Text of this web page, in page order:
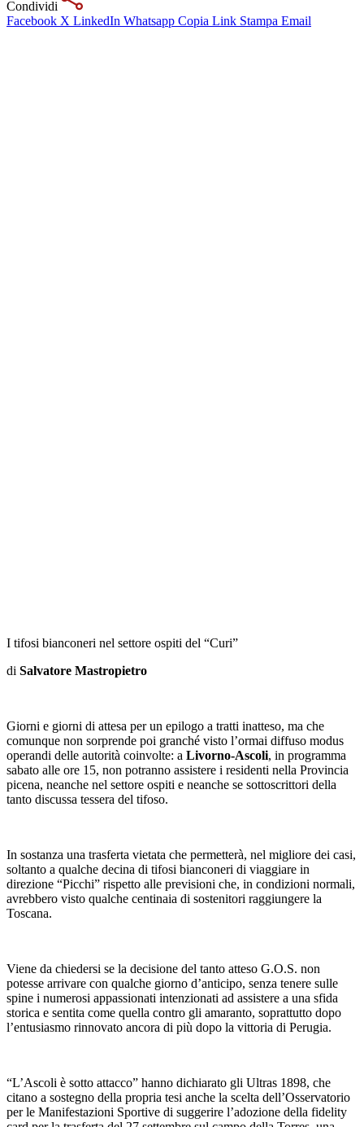
Condividi
Facebook X LinkedIn Whatsapp Copia Link Stampa Email
I tifosi bianconeri nel settore ospiti del “Curi”
di Salvatore Mastropietro
Giorni e giorni di attesa per un epilogo a tratti inatteso, ma che
comunque non sorprende poi granché visto l’ormai diffuso modus
operandi delle autorità coinvolte: a Livorno-Ascoli, in programma
sabato alle ore 15, non potranno assistere i residenti nella Provincia
picena, neanche nel settore ospiti e neanche se sottoscrittori della
tanto discussa tessera del tifoso.
In sostanza una trasferta vietata che permetterà, nel migliore dei casi,
soltanto a qualche decina di tifosi bianconeri di viaggiare in
direzione “Picchi” rispetto alle previsioni che, in condizioni normali,
avrebbero visto qualche centinaia di sostenitori raggiungere la
Toscana.
Viene da chiedersi se la decisione del tanto atteso G.O.S. non
potesse arrivare con qualche giorno d’anticipo, senza tenere sulle
spine i numerosi appassionati intenzionati ad assistere a una sfida
storica e sentita come quella contro gli amaranto, soprattutto dopo
l’entusiasmo rinnovato ancora di più dopo la vittoria di Perugia.
“L’Ascoli è sotto attacco” hanno dichiarato gli Ultras 1898, che
citano a sostegno della propria tesi anche la scelta dell’Osservatorio
per le Manifestazioni Sportive di suggerire l’adozione della fidelity